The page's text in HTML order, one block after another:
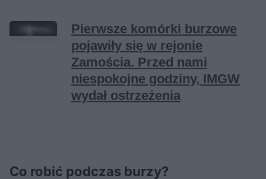
Co robić podczas burzy?